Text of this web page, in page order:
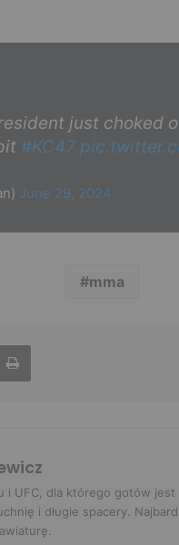
just choked
#KC47
June 29, 2024
mma
e-mail Drukuj
i UFC, dla którego gotów
i długie spacery.